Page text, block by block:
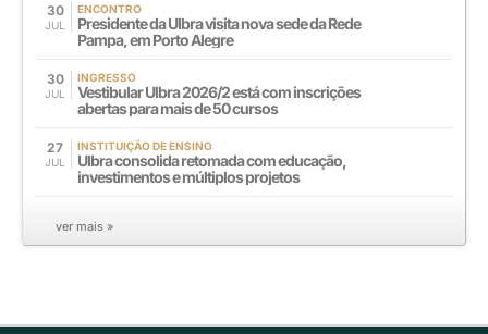
30
JUL
ENCONTRO
Presidente da Ulbra visita nova sede da Rede
Pampa, em Porto Alegre
30
JUL
INGRESSO
Vestibular Ulbra 2026/2 está com inscrições
abertas para mais de 50 cursos
27
JUL
INSTITUIÇÃO DE ENSINO
Ulbra consolida retomada com educação,
investimentos e múltiplos projetos
ver mais »